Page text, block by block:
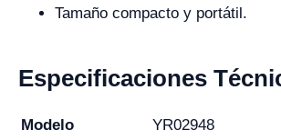
Tamaño compacto y portátil.
Especificaciones
Modelo
YR02948